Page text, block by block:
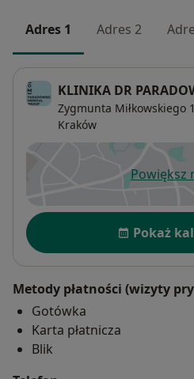
Adres 1 Adres 2
KLINIKA DR
Zygmunta Miłkowskiego
Kraków
Powiększ
Dostępność
Pokaż
Metody płatności (wizyty
Gotówka
Karta płatnicza
Blik